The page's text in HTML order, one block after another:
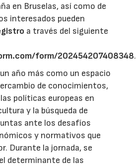
en Bruselas, así como de
interesados pueden
a través del siguiente
form/202454207408348.
año más como un espacio
de conocimientos,
políticas europeas en
y la búsqueda de
ante los desafíos
y normativos que
Durante la jornada, se
determinante de las